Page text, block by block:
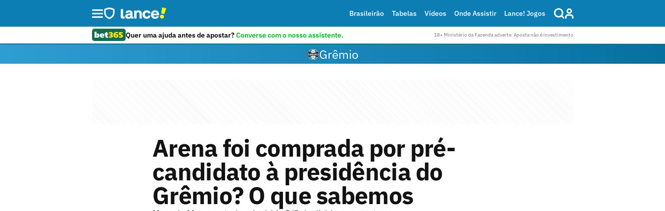
Brasileirão Tabelas Vídeos Onde Assistir Lance! Jogos
Quer uma ajuda antes de apostar?Converse com o nosso assistente. 18+ Ministério da Fazenda adverte: Aposta não é investimento
Grêmio
Arena foi comprada por pré-
candidato à presidência do
Grêmio? O que sabemos